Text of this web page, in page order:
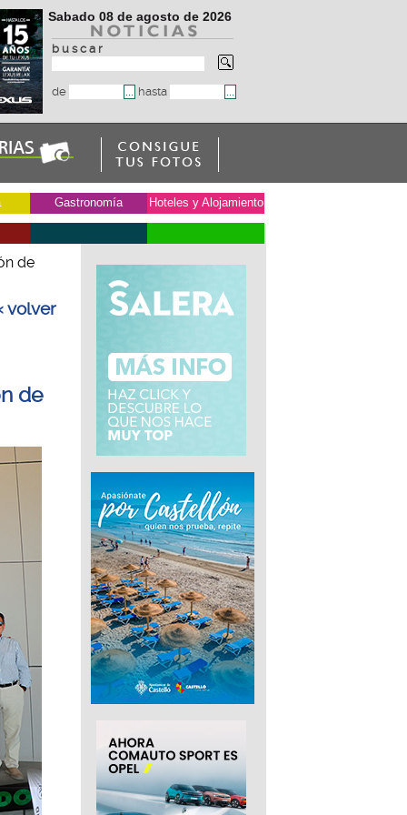
Sabado 08 de agosto de 2026
b u s c a r
de hasta
Gastronomía Hoteles y Alojamiento
de
volver
de